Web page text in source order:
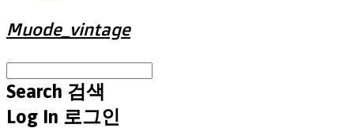
Muode_vintage
Search 검색
Log In 로그인